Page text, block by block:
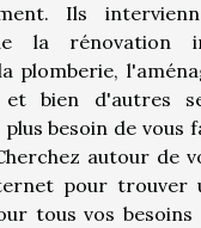
Ils
la rénovation
plomberie,
bien d'autres
besoin de vous
autour de
pour trouver
tous vos besoins